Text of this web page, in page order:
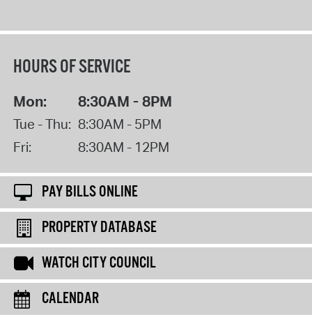
HOURS OF SERVICE
Mon: 8:30AM - 8PM
Tue - Thu: 8:30AM - 5PM
Fri:
8:30AM - 12PM
PAY BILLS ONLINE
PROPERTY DATABASE
WATCH CITY COUNCIL
CALENDAR